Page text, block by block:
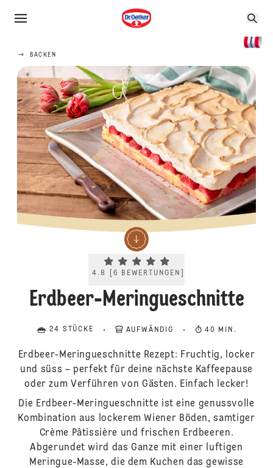
BACKEN
Current rating 4.8. Click to rate.
4.8 6 BEWERTUNGEN
Erdbeer-Meringueschnitte
24 STÜCKE AUFWÄNDIG 40 MIN.
Erdbeer-Meringueschnitte Rezept: Fruchtig, locker
und süss – perfekt für deine nächste Kaffeepause
oder zum Verführen von Gästen. Einfach lecker!
Die Erdbeer-Meringueschnitte ist eine genussvolle
Kombination aus lockerem Wiener Böden, samtiger
Crème Pâtissière und frischen Erdbeeren.
Abgerundet wird das Ganze mit einer luftigen
Meringue-Masse, die dem Kuchen das gewisse